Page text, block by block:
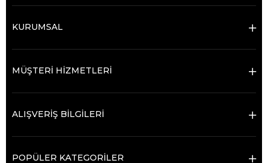
KURUMSAL
MÜŞTERİ HİZMETLERİ
ALIŞVERİŞ BİLGİLERİ
POPÜLER KATEGORİLER